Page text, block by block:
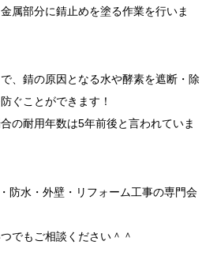
属部分に錆止めを塗る作業を行いま
、錆の原因となる水や酵素を遮断・除
ぐことができます！
の耐用年数は5年前後と言われていま
防水・外壁・リフォーム工事の専門会
でもご相談ください＾＾